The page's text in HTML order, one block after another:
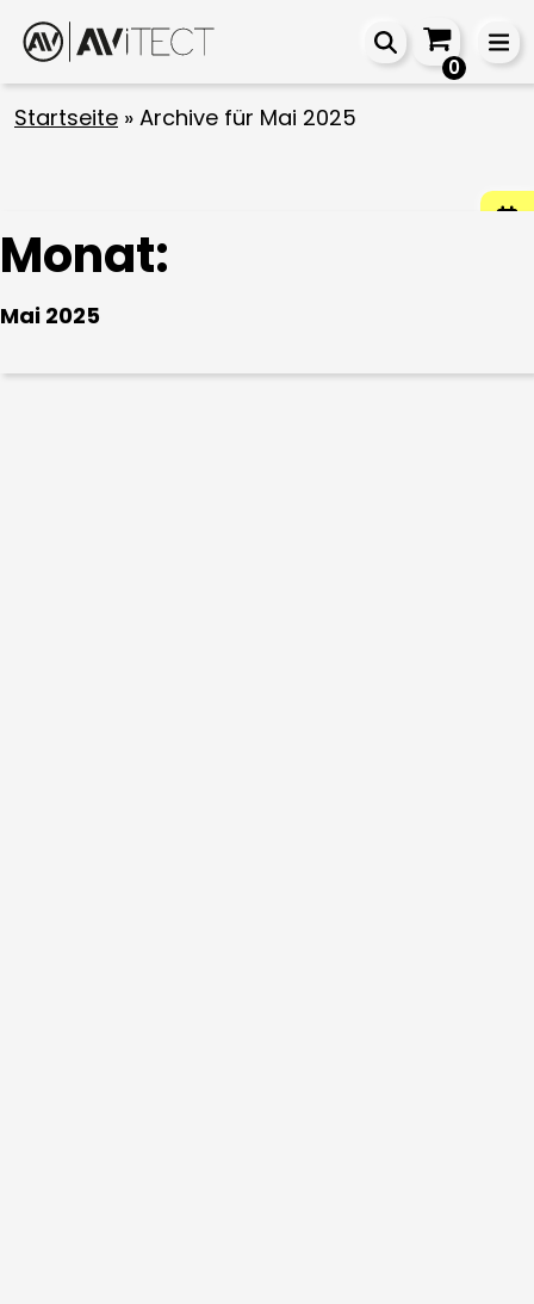
0
Startseite » Archive für Mai 2025
Monat:
Mai 2025